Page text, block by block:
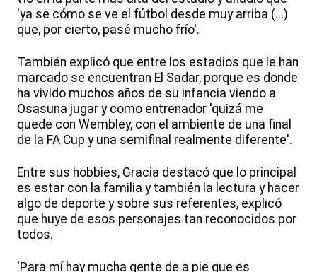
'ya se cómo se ve el fútbol desde muy arriba (...)
que, por cierto, pasé mucho frío'.
También explicó que entre los estadios que le han
marcado se encuentran El Sadar, porque es donde
ha vivido muchos años de su infancia viendo a
Osasuna jugar y como entrenador 'quizá me
quede con Wembley, con el ambiente de una final
de la FA Cup y una semifinal realmente diferente'.
Entre sus hobbies, Gracia destacó que lo principal
es estar con la familia y también la lectura y hacer
algo de deporte y sobre sus referentes, explicó
que huye de esos personajes tan reconocidos por
todos.
'Para mí hay mucha gente de a pie que es